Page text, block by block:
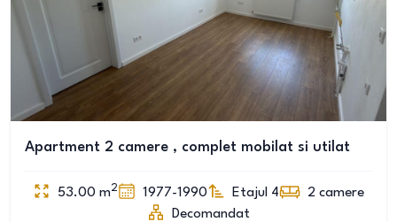
Apartment 2 camere , complet mobilat si utilat
53.00 m2 1977-1990 Etajul 4 2 camere
Decomandat